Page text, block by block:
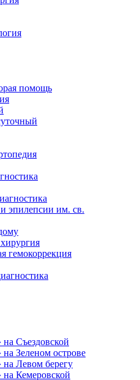
помощь
эпилепсии им. св.
гемокоррекция
Съездовской
Зеленом острове
Левом берегу
Кемеровской